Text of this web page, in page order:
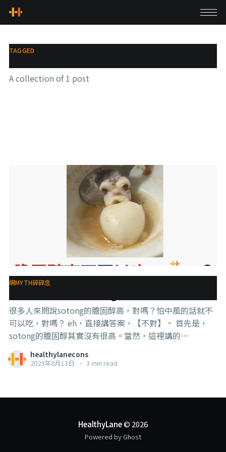
TAGGED
A collection of 1 post
網MYTH碎碎念
很多人來問說sotong的膽固醇高，對嗎？怕中風的話就不
可以吃，對嗎？ eh，直接講答案，【不對】。 首先是，
sotong的膽固醇其實沒有很高。當然，這裡講的
“sotong”不是單指sotong（魷魚）罷了，還包括墨魚章
魚小卷這些容易被搞混的頭足綱軟體海鮮們。 （這裡沒有
間，比雞蛋的每100g 350++來得低。 當然，如果你是吃有
1270mg的膽固醇。 但這不是問題。 . . . 因為，眾所周知
（好啦好像也不是那麼多人知道），提高血膽固醇的主要
healthylanecons
2023年8月13日 • 3 min read
HealthyLane© 2026
Powered by Ghost